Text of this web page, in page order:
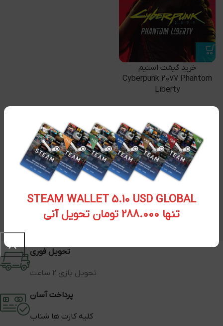
STEAM WALLET 5.10 USD GLOBAL
تنها 288.000 تومان تحویل آنی
خرید گیفت استیم
Cyberpunk 2077 Phantom
Liberty
تحویل فوری
تحویل بازی 2 ساعت
پرداخت آسان
کلیه کارت ها شتاب